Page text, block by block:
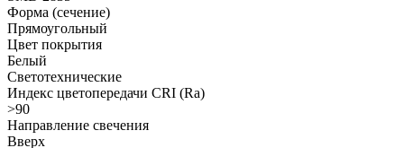
Форма (сечение)
Прямоугольный
Цвет покрытия
Белый
Светотехнические
Индекс цветопередачи CRI (Ra)
>90
Направление свечения
Вверх